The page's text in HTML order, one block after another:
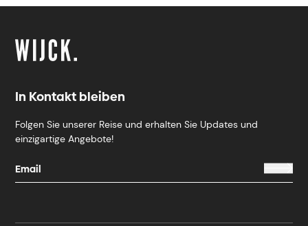
In Kontakt bleiben
Folgen Sie unserer Reise und erhalten Sie Updates und
einzigartige Angebote!